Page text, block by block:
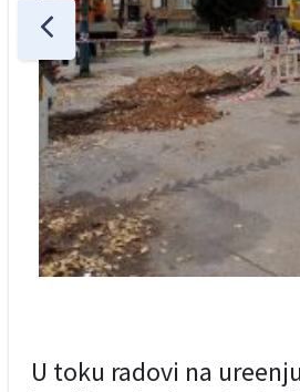
U toku radovi na